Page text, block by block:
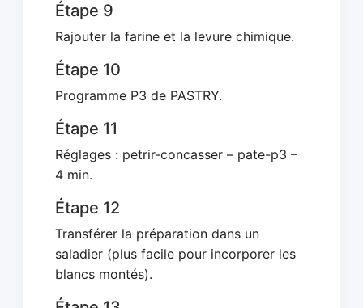
Étape 9
Rajouter la farine et la levure chimique.
Étape 10
Programme P3 de PASTRY.
Étape 11
Réglages : petrir-concasser – pate-p3 –
4 min.
Étape 12
Transférer la préparation dans un
saladier (plus facile pour incorporer les
blancs montés).